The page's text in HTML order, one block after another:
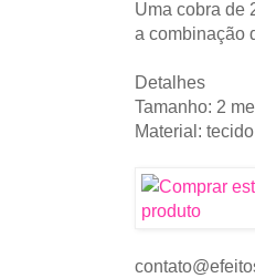
Uma cobra de
a combinação
Detalhes
Tamanho: 2
Material: